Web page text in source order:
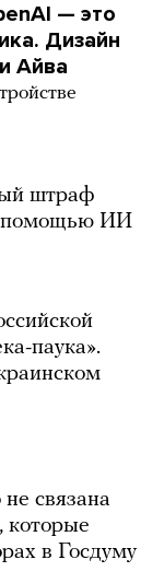
— это
Дизайн
Айва
штраф
помощью ИИ
паука».
связана
которые
в Госдуму